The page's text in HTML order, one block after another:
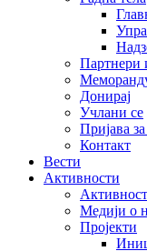
Партнери
Донирај
Учлани се
Пријава
Контакт
Вести
Активности
Медији о
Пројекти